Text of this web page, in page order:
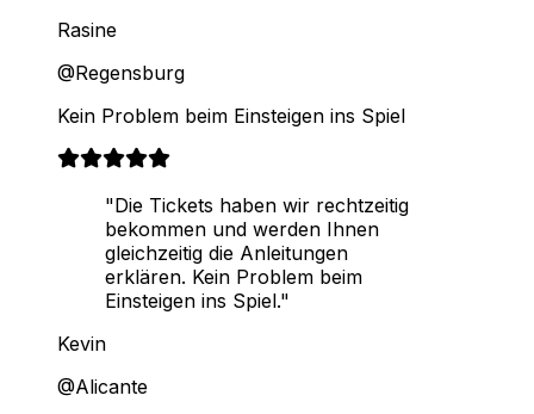
Rasine
@Regensburg
Kein Problem beim Einsteigen ins Spiel
"Die Tickets haben wir rechtzeitig
bekommen und werden Ihnen
gleichzeitig die Anleitungen
erklären. Kein Problem beim
Einsteigen ins Spiel."
Kevin
@Alicante